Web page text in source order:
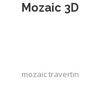
Mozaic 3D
mozaic travertin